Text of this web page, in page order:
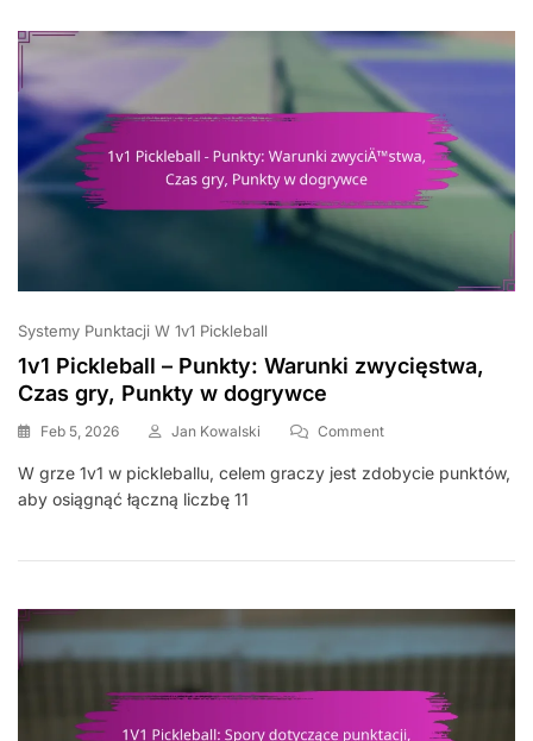
Rakiety,
Systemy Punktacji W 1v1 Pickleball
1v1 Pickleball – Punkty: Warunki zwycięstwa,
Czas gry, Punkty w dogrywce
Feb 5, 2026 Jan Kowalski CommentOn
Pickleball
Zwycięstwa,
Gry,
Punkty
W
W grze 1v1 w pickleballu, celem graczy jest zdobycie punktów,
aby osiągnąć łączną liczbę 11